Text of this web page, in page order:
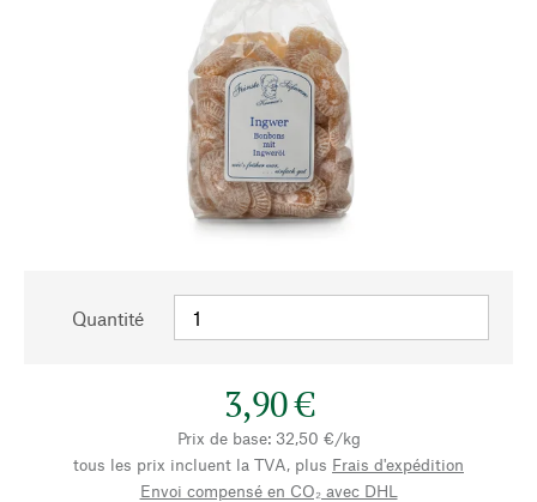
Quantité
3,90 €
Prix de base: 32,50 €/kg
tous les prix incluent la TVA, plus Frais d'expédition
Envoi compensé en CO₂ avec DHL